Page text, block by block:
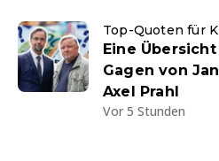
Top-Quoten für
Eine
Gagen von
Axel Prahl
Vor 5 Stunden